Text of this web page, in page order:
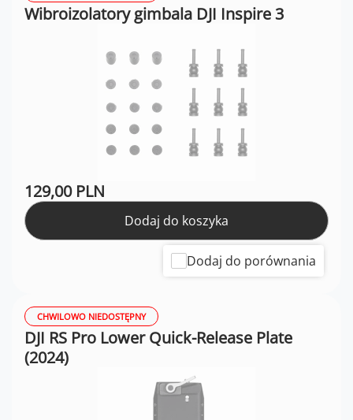
Wibroizolatory gimbala DJI Inspire 3
129,00 PLN
Dodaj do koszyka
Dodaj do porównania
CHWILOWO NIEDOSTĘPNY
DJI RS Pro Lower Quick-Release Plate
(2024)